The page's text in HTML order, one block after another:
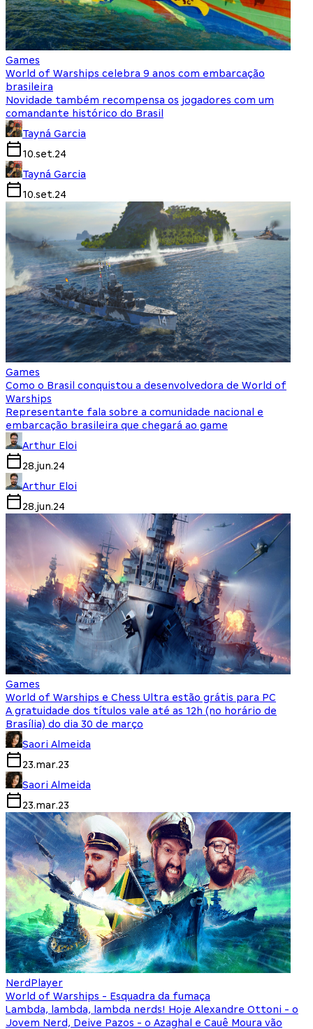
Games
World of Warships celebra 9 anos com embarcação
brasileira
Novidade também recompensa os jogadores com um
comandante histórico do Brasil
Tayná Garcia
10.set.24
Tayná Garcia
10.set.24
Games
Como o Brasil conquistou a desenvolvedora de World of
Warships
Representante fala sobre a comunidade nacional e
embarcação brasileira que chegará ao game
Arthur Eloi
28.jun.24
Arthur Eloi
28.jun.24
Games
World of Warships e Chess Ultra estão grátis para PC
A gratuidade dos títulos vale até as 12h (no horário de
Brasília) do dia 30 de março
Saori Almeida
23.mar.23
Saori Almeida
23.mar.23
NerdPlayer
World of Warships - Esquadra da fumaça
Lambda, lambda, lambda nerds! Hoje Alexandre Ottoni - o
Jovem Nerd, Deive Pazos - o Azaghal e Cauê Moura vão